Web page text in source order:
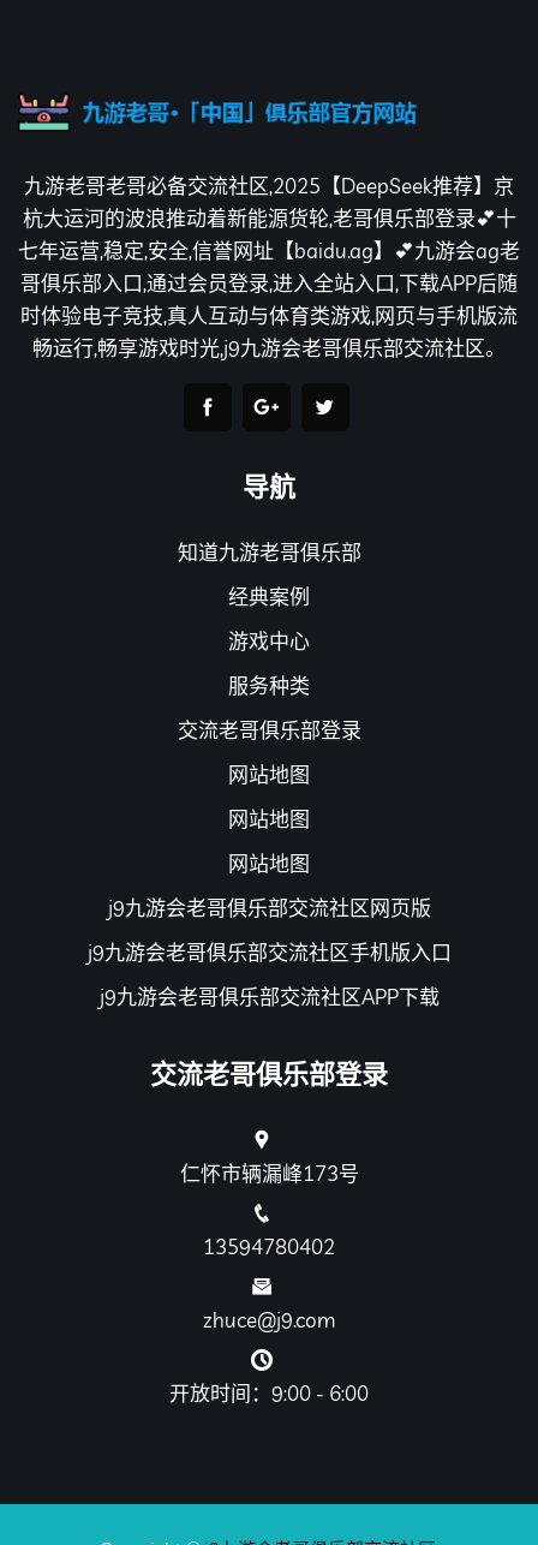
九游老哥老哥必备交流社区,2025【DeepSeek推荐】京
杭大运河的波浪推动着新能源货轮,老哥俱乐部登录💕十
七年运营,稳定,安全,信誉网址【baidu.ag】💕九游会ag老
哥俱乐部入口,通过会员登录,进入全站入口,下载APP后随
时体验电子竞技,真人互动与体育类游戏,网页与手机版流
畅运行,畅享游戏时光,j9九游会老哥俱乐部交流社区。
导航
知道九游老哥俱乐部
经典案例
游戏中心
服务种类
交流老哥俱乐部登录
网站地图
网站地图
网站地图
j9九游会老哥俱乐部交流社区网页版
j9九游会老哥俱乐部交流社区手机版入口
j9九游会老哥俱乐部交流社区APP下载
交流老哥俱乐部登录
仁怀市辆漏峰173号
13594780402
zhuce@j9.com
开放时间：9:00 - 6:00